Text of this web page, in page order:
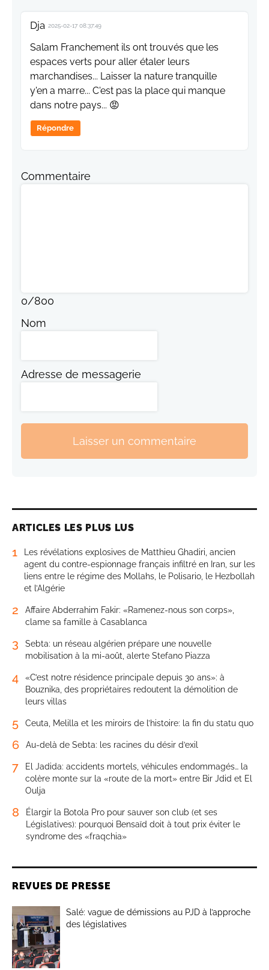
Dja 2025-02-17 08:37:49
Salam Franchement ils ont trouvés que les
espaces verts pour aller étaler leurs
marchandises... Laisser la nature tranquille
y'en a marre... C'est pas la place qui manque
dans notre pays... 😡
Répondre
Commentaire
0/800
Nom
Adresse de messagerie
Laisser un commentaire
ARTICLES LES PLUS LUS
1
Les révélations explosives de Matthieu Ghadiri, ancien
agent du contre-espionnage français infiltré en Iran, sur les
liens entre le régime des Mollahs, le Polisario, le Hezbollah
et l’Algérie
2
Affaire Abderrahim Fakir: «Ramenez-nous son corps»,
clame sa famille à Casablanca
3
Sebta: un réseau algérien prépare une nouvelle
mobilisation à la mi-août, alerte Stefano Piazza
4
«C’est notre résidence principale depuis 30 ans»: à
Bouznika, des propriétaires redoutent la démolition de
leurs villas
5 Ceuta, Melilla et les miroirs de l’histoire: la fin du statu quo
6 Au-delà de Sebta: les racines du désir d’exil
7
El Jadida: accidents mortels, véhicules endommagés… la
colère monte sur la «route de la mort» entre Bir Jdid et El
Oulja
8
Élargir la Botola Pro pour sauver son club (et ses
Législatives): pourquoi Bensaïd doit à tout prix éviter le
syndrome des «fraqchia»
REVUES DE PRESSE
Salé: vague de démissions au PJD à l’approche
des législatives